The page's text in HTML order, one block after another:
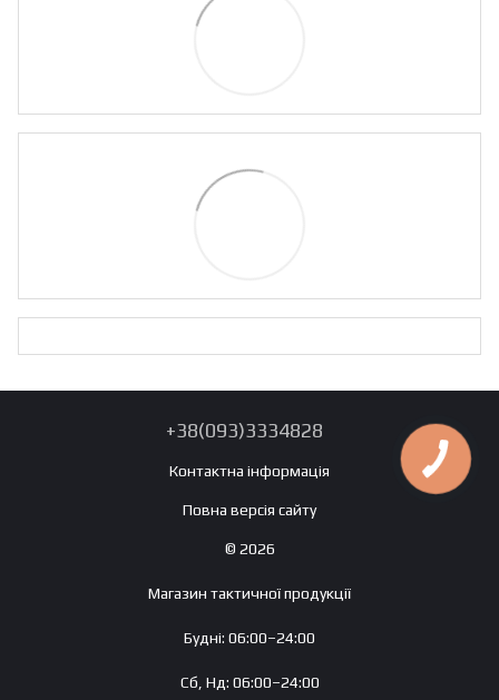
+38(093)3334828
Контактна інформація
Повна версія сайту
© 2026
Магазин тактичної продукції
Будні: 06:00–24:00
Сб, Нд: 06:00–24:00